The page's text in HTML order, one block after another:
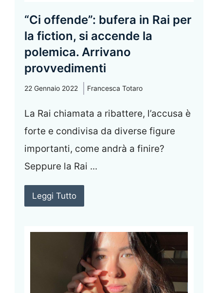
“Ci offende”: bufera in Rai per
la fiction, si accende la
polemica. Arrivano
provvedimenti
22 Gennaio 2022 Francesca Totaro
La Rai chiamata a ribattere, l’accusa è
forte e condivisa da diverse figure
importanti, come andrà a finire?
Seppure la Rai ...
Leggi Tutto